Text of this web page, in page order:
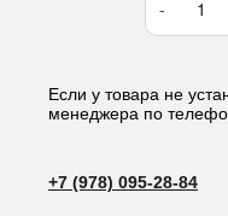
товара
Фитинг
прямой
1/4
13.)
Если у товара не
менеджера по
+7 (978) 095-28-84